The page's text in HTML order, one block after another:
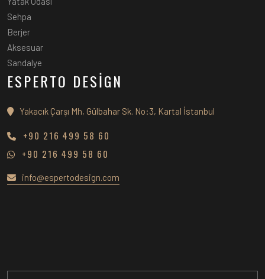
Sehpa
Berjer
Aksesuar
Sandalye
ESPERTO DESİGN
Yakacık Çarşı Mh, Gülbahar Sk. No:3, Kartal İstanbul
+90 216 499 58 60
+90 216 499 58 60
info@espertodesign.com